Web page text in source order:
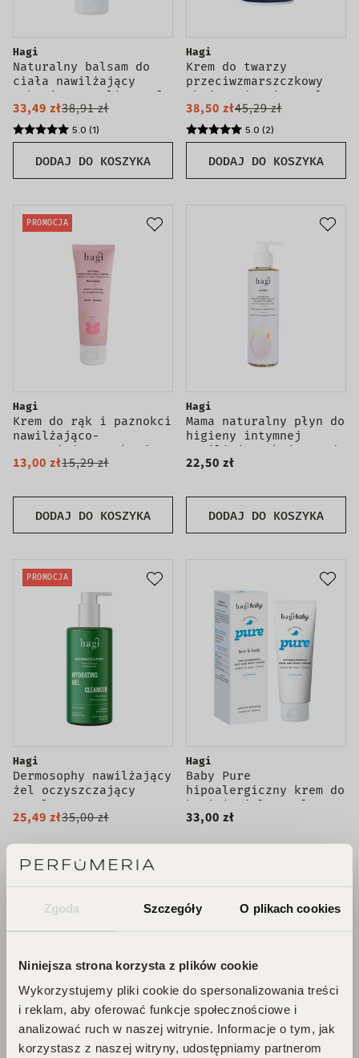
Zgoda Szczegóły O plikach cookies
Niniejsza strona korzysta z plików cookie
Wykorzystujemy pliki cookie do spersonalizowania treści
i reklam, aby oferować funkcje społecznościowe i
analizować ruch w naszej witrynie. Informacje o tym, jak
korzystasz z naszej witryny, udostępniamy partnerom
DODAJ DO KOSZYKA
Hagi
Naturalny balsam do
ciała nawilżający
Wakacje na Bali 200ml
33,49 zł38,91 zł
5.0 (1)
DODAJ DO KOSZYKA
Hagi
Krem do twarzy
przeciwzmarszczkowy
Ahoj Kapitanie 50ml
38,50 zł45,29 zł
5.0 (2)
PROMOCJA
DODAJ DO KOSZYKA
Hagi
Krem do rąk i paznokci
nawilżająco-
wzmacniający Wakacje
na Bali 50ml
13,00 zł15,29 zł
DODAJ DO KOSZYKA
Hagi
Mama naturalny płyn do
higieny intymnej
nawilżająco-kojący od
1 dnia ciąży i po
22,50 zł
PROMOCJA
DODAJ DO KOSZYKA
Hagi
Dermosophy nawilżający
żel oczyszczający
150ml
25,49 zł35,00 zł
Hagi
Baby Pure
hipoalergiczny krem do
buzi i ciała 75ml
33,00 zł